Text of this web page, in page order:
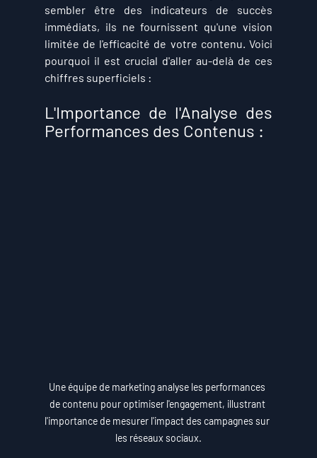
sembler être des indicateurs de succès
immédiats, ils ne fournissent qu'une vision
limitée de l'efficacité de votre contenu. Voici
pourquoi il est crucial d'aller au-delà de ces
chiffres superficiels :
L'Importance de l'Analyse des
Performances des Contenus :
Une équipe de marketing analyse les performances
de contenu pour optimiser l'engagement, illustrant
l'importance de mesurer l'impact des campagnes sur
les réseaux sociaux.